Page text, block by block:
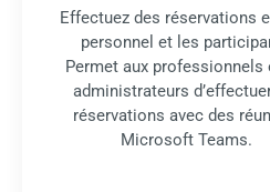
Effectuez des réservations
personnel et les
Permet aux professionnels
administrateurs
réservations avec des
Microsoft Teams.